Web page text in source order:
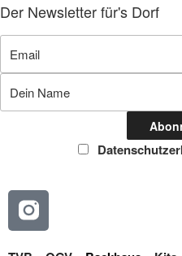
Der Newsletter für's Dorf